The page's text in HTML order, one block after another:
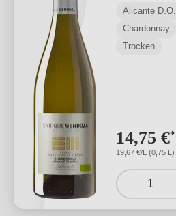
Alicante D.O.
Chardonnay
Trocken
14,75 €*
19,67 €/L (0,75 L)
1